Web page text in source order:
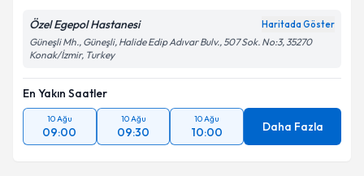
Özel Egepol Hastanesi Haritada Göster
Güneşli Mh., Güneşli, Halide Edip Adıvar Bulv., 507 Sok. No:3, 35270
Konak/İzmir, Turkey
En Yakın Saatler
10 Ağu
09:00
10 Ağu
09:30
10 Ağu
10:00 Daha Fazla